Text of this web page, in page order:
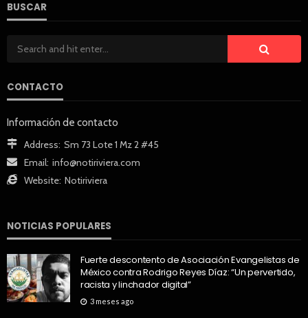
BUSCAR
CONTACTO
Información de contacto
Address: Sm 73 Lote 1 Mz 2 #45
Email: info@notiriviera.com
Website: Notiriviera
NOTICIAS POPULARES
Fuerte descontento de Asociación Evangelistas de
México contra Rodrigo Reyes Díaz: “Un pervertido,
racista y linchador digital”
3 meses ago